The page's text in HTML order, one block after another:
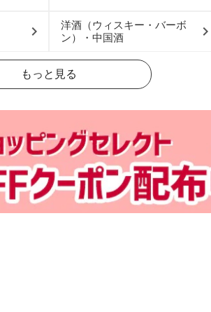
洋酒（ウィスキー・バーボ
ン）・中国酒
もっと見る